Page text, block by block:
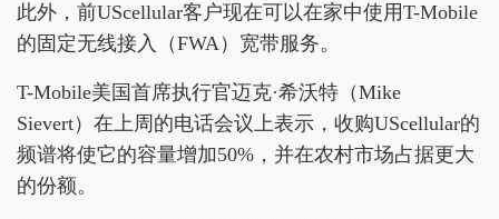
此外，前UScellular客户现在可以在家中使用T-Mobile
的固定无线接入（FWA）宽带服务。
T-Mobile美国首席执行官迈克·希沃特（Mike
Sievert）在上周的电话会议上表示，收购UScellular的
频谱将使它的容量增加50%，并在农村市场占据更大
的份额。